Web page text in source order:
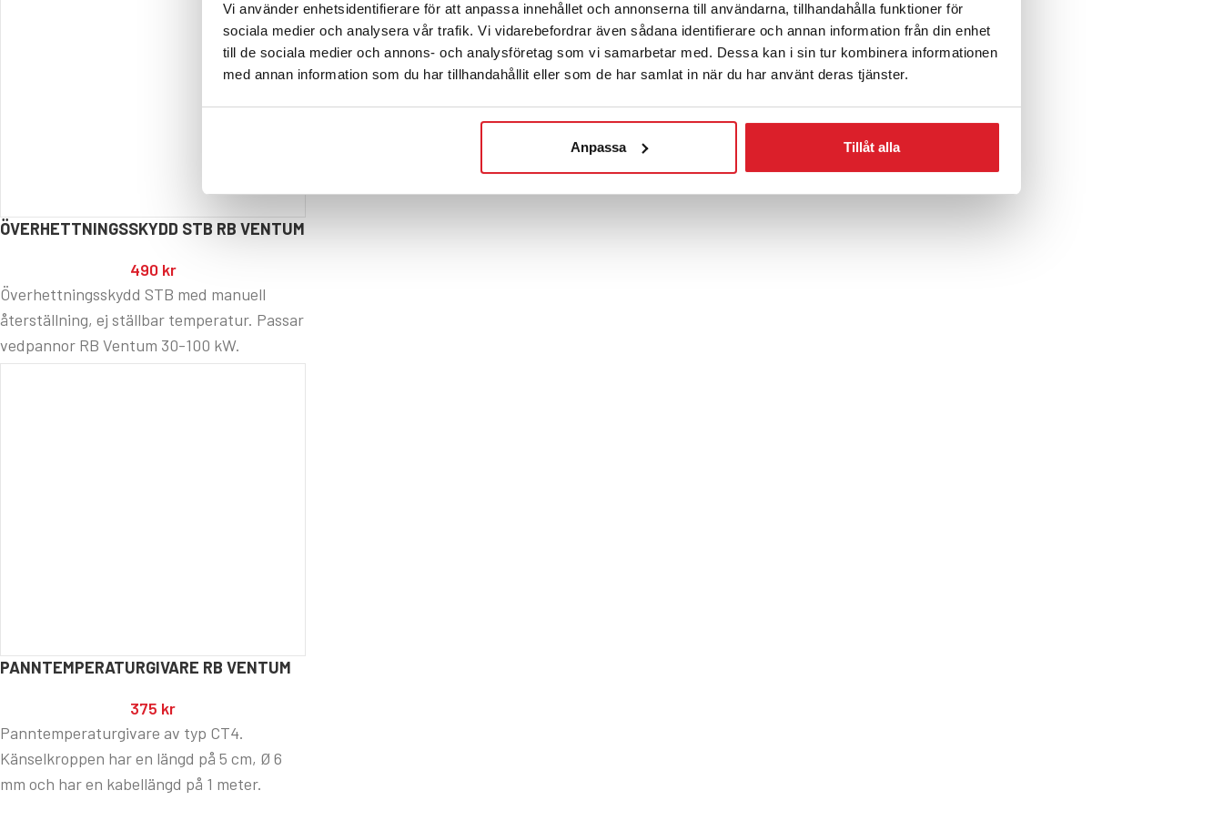
Vi använder enhetsidentifierare för att anpassa innehållet och annonserna till användarna, tillhandahålla funktioner för
sociala medier och analysera vår trafik. Vi vidarebefordrar även sådana identifierare och annan information från din enhet
till de sociala medier och annons- och analysföretag som vi samarbetar med. Dessa kan i sin tur kombinera informationen
med annan information som du har tillhandahållit eller som de har samlat in när du har använt deras tjänster.
Anpassa Tillåt alla
ÖVERHETTNINGSSKYDD STB RB VENTUM
490 kr
Överhettningsskydd STB med manuell
återställning, ej ställbar temperatur. Passar
vedpannor RB Ventum 30-100 kW.
Tillverkarens reservdelsnummer: VG-6.2
PANNTEMPERATURGIVARE RB VENTUM
375 kr
Panntemperaturgivare av typ CT4.
Känselkroppen har en längd på 5 cm, Ø 6
mm och har en kabellängd på 1 meter.